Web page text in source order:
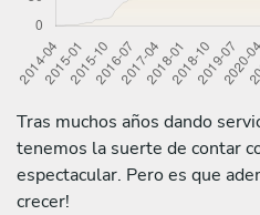
Tras muchos años dando
tenemos la suerte de contar
espectacular. Pero es que
crecer!